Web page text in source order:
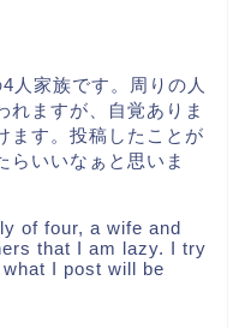
人家族です。周りの人
れますが、自覚ありま
ます。投稿したことが
らいいなぁと思いま
of four, a wife and
that I am lazy. I try
I post will be